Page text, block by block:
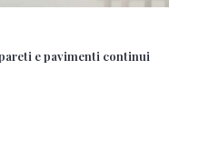
e pavimenti continui